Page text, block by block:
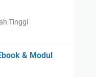
Tinggi
& Modul